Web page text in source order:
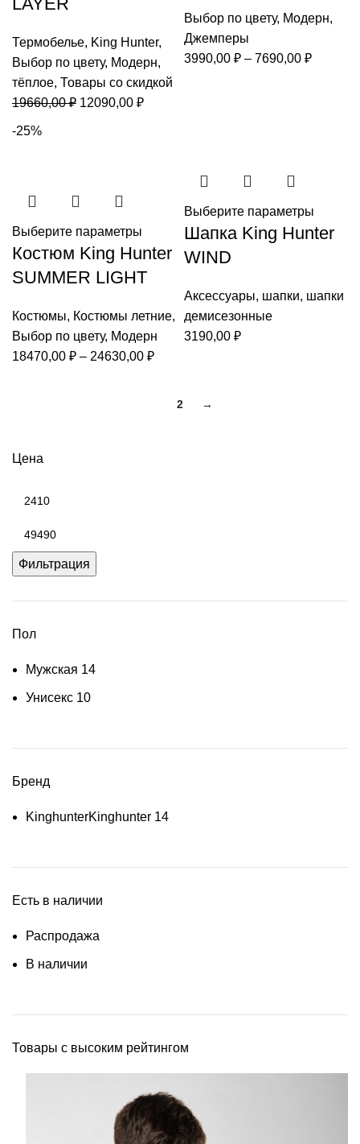
Цена
Фильтрация
Пол
Мужская 14
Унисекс 10
Бренд
KinghunterKinghunter 14
Есть в наличии
Распродажа
В наличии
Товары с высоким рейтингом
Термобелье, King Hunter,
Выбор по цвету, Модерн,
тёплое, Товары со скидкой
19660,00₽ Первоначальная
12090,00 ₽Текущая
Выбор по цвету, Модерн,
Джемперы
3990,00 ₽ – 7690,00 ₽
-25%
Выберите параметры
Костюм King Hunter
SUMMER LIGHT
Костюмы, Костюмы летние,
Выбор по цвету, Модерн
18470,00 ₽ – 24630,00 ₽Диапазон
Выберите параметры
Шапка King Hunter
WIND
Аксессуары, шапки, шапки
демисезонные
3190,00 ₽
2 →